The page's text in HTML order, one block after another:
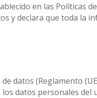
en las Políticas
y declara que toda la
datos (Reglamento
datos personales del